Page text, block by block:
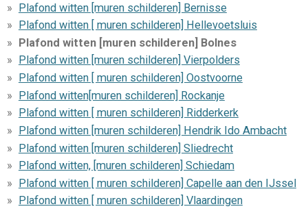
Plafond witten [muren schilderen] Bernisse
Plafond witten [ muren schilderen] Hellevoetsluis
Plafond witten [muren schilderen] Bolnes
Plafond witten [muren schilderen] Vierpolders
Plafond witten [ muren schilderen] Oostvoorne
Plafond witten[muren schilderen] Rockanje
Plafond witten [ muren schilderen] Ridderkerk
Plafond witten [muren schilderen] Hendrik Ido Ambacht
Plafond witten [muren schilderen] Sliedrecht
Plafond witten, [muren schilderen] Schiedam
Plafond witten [ muren schilderen] Capelle aan den IJssel
Plafond witten [ muren schilderen] Vlaardingen